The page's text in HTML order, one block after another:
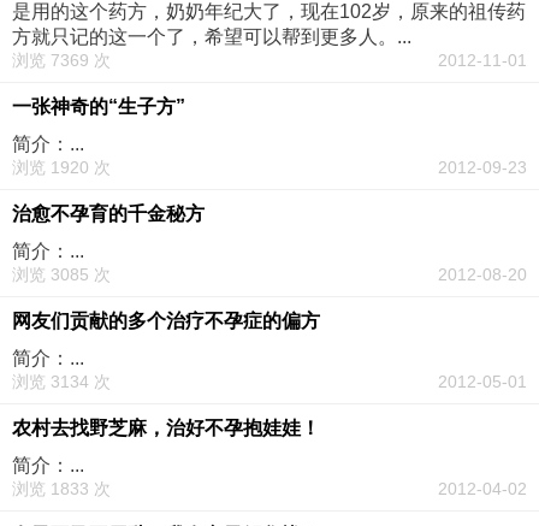
是用的这个药方，奶奶年纪大了，现在102岁，原来的祖传药
方就只记的这一个了，希望可以帮到更多人。...
浏览 7369 次 2012-11-01
一张神奇的“生子方”
简介：...
浏览 1920 次 2012-09-23
治愈不孕育的千金秘方
简介：...
浏览 3085 次 2012-08-20
网友们贡献的多个治疗不孕症的偏方
简介：...
浏览 3134 次 2012-05-01
农村去找野芝麻，治好不孕抱娃娃！
简介：...
浏览 1833 次 2012-04-02